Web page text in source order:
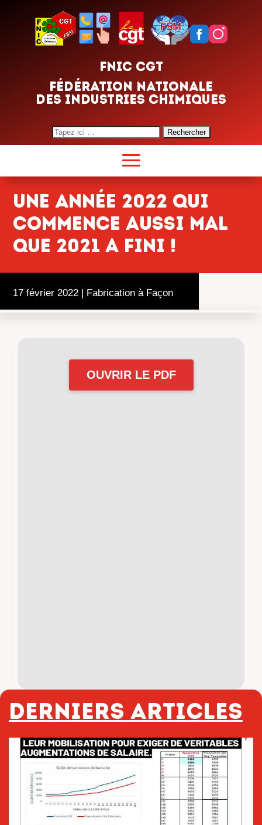
FNIC CGT
FÉDÉRATION NATIONALE
DES INDUSTRIES CHIMIQUES
Search
for:
UNE ANNÉE 2022 qui
commence aussi mal
que 2021 a fini !
17 février 2022 | Fabrication à Façon
OUVRIR LE PDF
Derniers articles